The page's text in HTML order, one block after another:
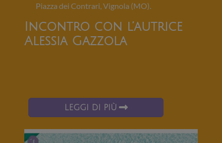
Piazza dei Contrari, Vignola (MO).
Incontro con l’autrice
Alessia Gazzola
LEGGI DI PIÙ